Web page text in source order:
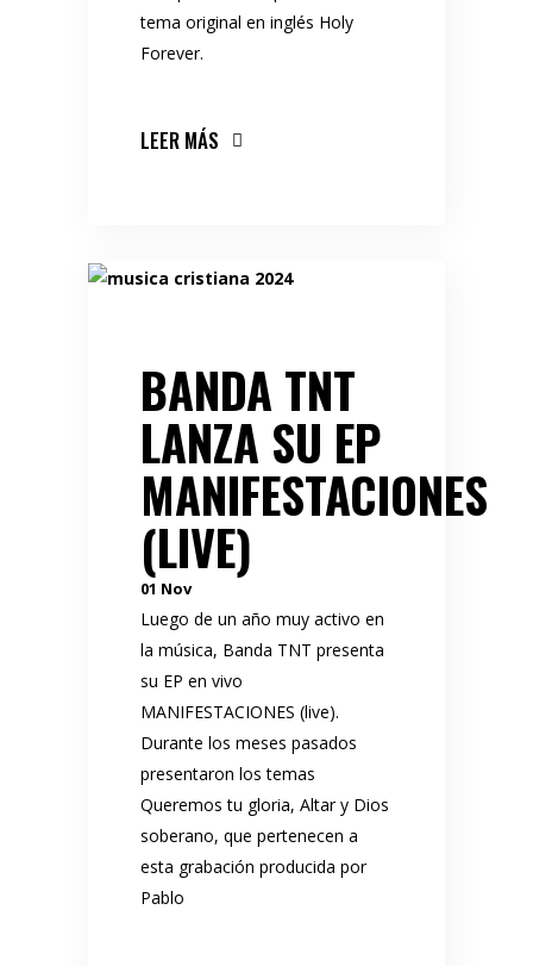
tema original en inglés Holy
Forever.
LEER MÁS
BANDA TNT
LANZA SU EP
MANIFESTACIONES
(LIVE)
01 Nov
Luego de un año muy activo en
la música, Banda TNT presenta
su EP en vivo
MANIFESTACIONES (live).
Durante los meses pasados
presentaron los temas
Queremos tu gloria, Altar y Dios
soberano, que pertenecen a
esta grabación producida por
Pablo